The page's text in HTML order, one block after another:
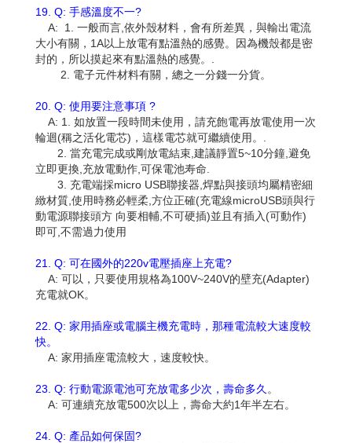
19. Q: 手感溫度不一?
A: 1. 一般而言,依外殼材料，會有所差異，與輸出電流
大小有關，1A以上放電有點溫熱的感覺。因為機殼都是密
封的，所以摸起來有點溫熱的感覺。.
2. 電子元件材料有關，總之一分錢一分貨。
20. Q: 使用要注意事項 ?
A: 1. 如放置一段時間未使用，請充飽電再放電使用一次
輪迴(稱之活化電芯)，這樣電芯就可繼續使用。.
2. 當充電完成或剛放電結束,建議靜置5~10分鐘,避免
立即更換,充放電動作,可保電池寿命.
3. 充電端採micro USB聯接器,焊點與接頭均屬精密細
緻材質,使用時務必輕柔,方位正確(充電線microUSB頭與行
動電源聯接頭方 向要相輔,不可硬插)並且有插入(可動作)
即可,不需過力使用
21. Q: 可在國外的220v電壓插座上充電?
A: 可以，只要使用規格為100V~240V的壁充(Adapter)
充電就OK。
22. Q: 家用插座或電腦主機充電時，那種電流較大速度較
快。
A: 家用插座電流較大，速度較快。
23. Q: 行動電源電池可充放電多少次，壽命多久 。
A: 可連續充放電500次以上，壽命大約1年半左右。
24. Q: 產品如何保固?